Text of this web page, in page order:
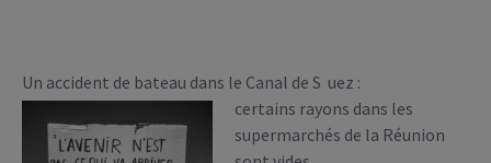
Un accident de bateau dans le Canal de S uez :
certains rayons dans les
supermarchés de la Réunion